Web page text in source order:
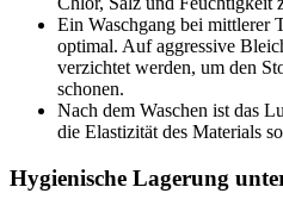
Ein Waschgang bei mittlerer
optimal. Auf aggressive
verzichtet werden, um den
schonen.
Nach dem Waschen ist das
die Elastizität des Materials
Hygienische Lagerung